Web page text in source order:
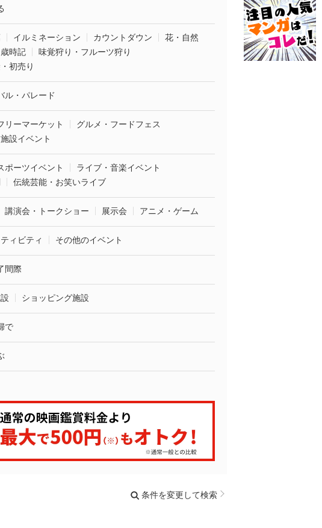
イルミネーション カウントダウン
花・自然
時記
味覚狩り・フルーツ狩り
初売り
ル・パレード
リーマーケット
グルメ・フードフェス
設イベント
ポーツイベント
ライブ・音楽イベント
伝統芸能・お笑いライブ
講演会・トークショー 展示会 アニメ・ゲーム
ィビティ その他のイベント
間際
ショッピング施設
で
条件を変更して検索